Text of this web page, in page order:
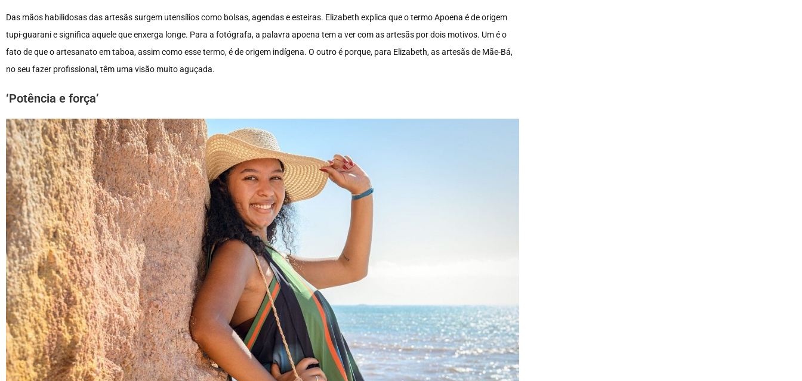
Das mãos habilidosas das artesãs surgem utensílios como bolsas, agendas e esteiras. Elizabeth explica que o termo Apoena é de origem
tupi-guarani e significa aquele que enxerga longe. Para a fotógrafa, a palavra apoena tem a ver com as artesãs por dois motivos. Um é o
fato de que o artesanato em taboa, assim como esse termo, é de origem indígena. O outro é porque, para Elizabeth, as artesãs de Mãe-Bá,
no seu fazer profissional, têm uma visão muito aguçada.
‘Potência e força’